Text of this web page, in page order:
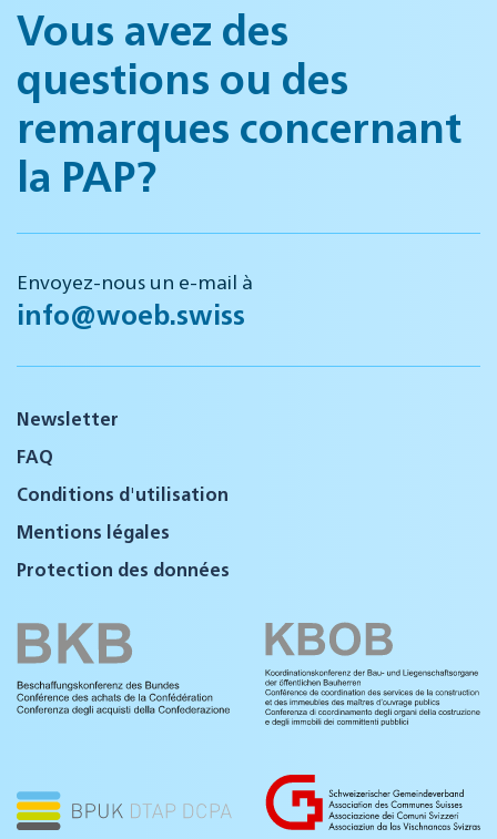
Vous avez des
questions ou des
remarques concernant
la PAP?
Envoyez-nous un e-mail à
info@woeb.swiss
Newsletter
FAQ
Conditions d'utilisation
Mentions légales
Protection des données